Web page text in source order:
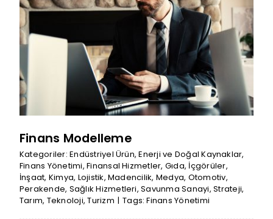
Finans Modelleme
Kategoriler:Endüstriyel Ürün,Enerji ve Doğal Kaynaklar,
Finans Yönetimi,Finansal Hizmetler, Gıda, İçgörüler,
İnşaat, Kimya, Lojistik,Madencilik, Medya, Otomotiv,
Perakende, Sağlık Hizmetleri,Savunma Sanayi,Strateji,
Tarım, Teknoloji,Turizm | Tags:Finans Yönetimi